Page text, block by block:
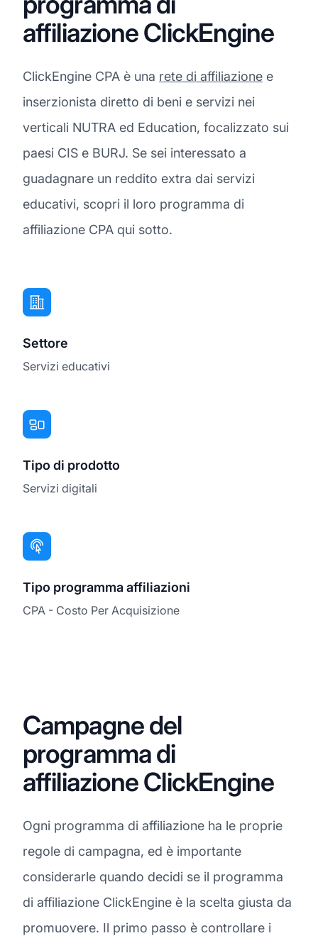
affiliazione ClickEngine
ClickEngine CPA è una rete di affiliazione e
inserzionista diretto di beni e servizi nei
verticali NUTRA ed Education, focalizzato sui
paesi CIS e BURJ. Se sei interessato a
guadagnare un reddito extra dai servizi
educativi, scopri il loro programma di
affiliazione CPA qui sotto.
Settore
Servizi educativi
Tipo di prodotto
Servizi digitali
Tipo programma affiliazioni
CPA - Costo Per Acquisizione
Campagne del
programma di
affiliazione ClickEngine
Ogni programma di affiliazione ha le proprie
regole di campagna, ed è importante
considerarle quando decidi se il programma
di affiliazione ClickEngine è la scelta giusta da
promuovere. Il primo passo è controllare i